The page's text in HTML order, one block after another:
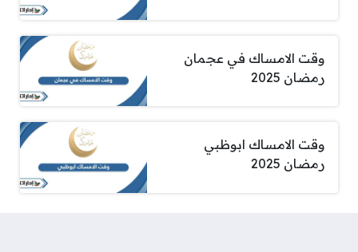
وقت الامساك في عجمان
رمضان 2025
وقت الامساك ابوظبي
رمضان 2025